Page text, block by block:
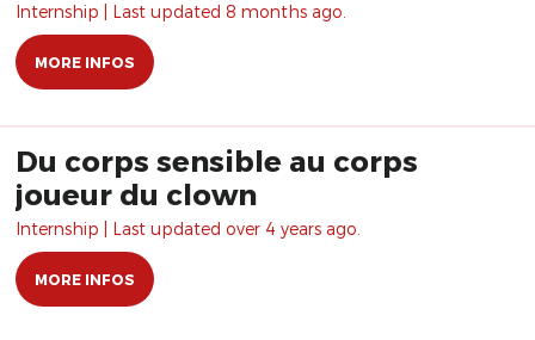
Internship | Last updated 8 months ago.
MORE INFOS
Du corps sensible au corps
joueur du clown
Internship | Last updated over 4 years ago.
MORE INFOS